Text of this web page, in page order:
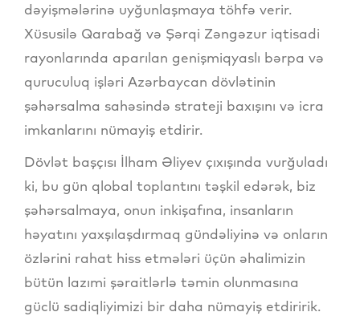
dəyişmələrinə uyğunlaşmaya töhfə verir.
Xüsusilə Qarabağ və Şərqi Zəngəzur iqtisadi
rayonlarında aparılan genişmiqyaslı bərpa və
quruculuq işləri Azərbaycan dövlətinin
şəhərsalma sahəsində strateji baxışını və icra
imkanlarını nümayiş etdirir.
Dövlət başçısı İlham Əliyev çıxışında vurğuladı
ki, bu gün qlobal toplantını təşkil edərək, biz
şəhərsalmaya, onun inkişafına, insanların
həyatını yaxşılaşdırmaq gündəliyinə və onların
özlərini rahat hiss etmələri üçün əhalimizin
bütün lazımi şəraitlərlə təmin olunmasına
güclü sadiqliyimizi bir daha nümayiş etdiririk.